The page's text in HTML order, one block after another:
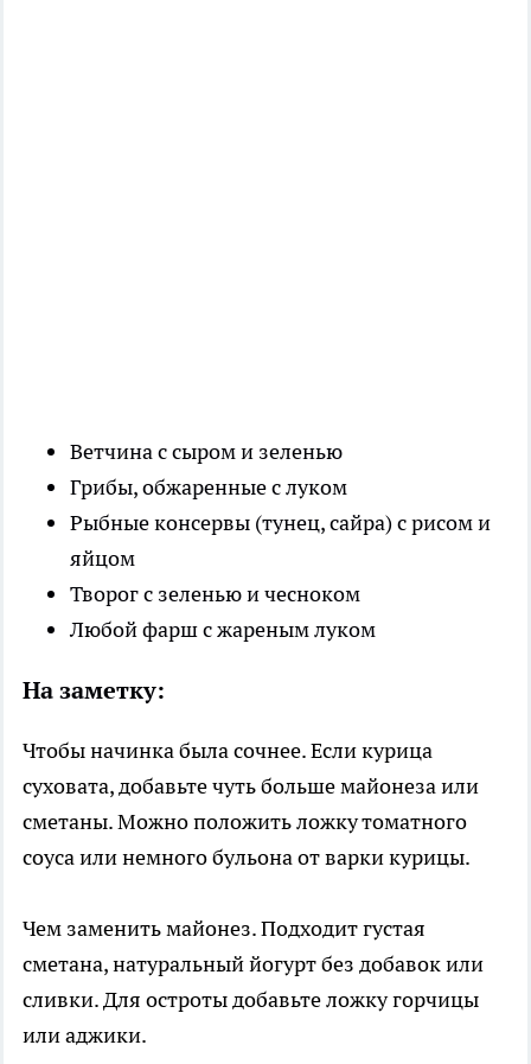
Ветчина с сыром и зеленью
Грибы, обжаренные с луком
Рыбные консервы (тунец, сайра) с рисом и
яйцом
Творог с зеленью и чесноком
Любой фарш с жареным луком
На заметку:
Чтобы начинка была сочнее. Если курица
суховата, добавьте чуть больше майонеза или
сметаны. Можно положить ложку томатного
соуса или немного бульона от варки курицы.
Чем заменить майонез. Подходит густая
сметана, натуральный йогурт без добавок или
сливки. Для остроты добавьте ложку горчицы
или аджики.